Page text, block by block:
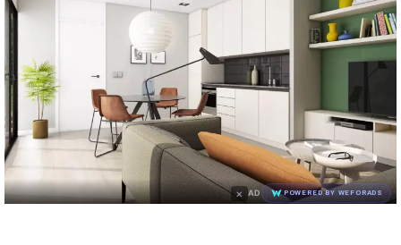
× AD POWERED BY WEFORADS